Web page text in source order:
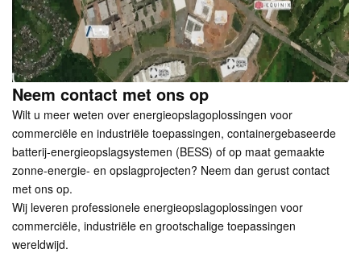
Neem contact met ons op
Wilt u meer weten over energieopslagoplossingen voor
commerciële en industriële toepassingen, containergebaseerde
batterij-energieopslagsystemen (BESS) of op maat gemaakte
zonne-energie- en opslagprojecten? Neem dan gerust contact
met ons op.
Wij leveren professionele energieopslagoplossingen voor
commerciële, industriële en grootschalige toepassingen
wereldwijd.